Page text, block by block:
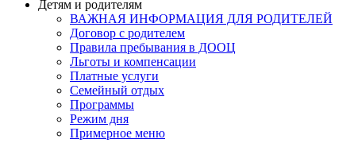
Детям и родителям
ВАЖНАЯ ИНФОРМАЦИЯ ДЛЯ РОДИТЕЛЕЙ
Договор с родителем
Правила пребывания в ДООЦ
Льготы и компенсации
Платные услуги
Семейный отдых
Программы
Режим дня
Примерное меню